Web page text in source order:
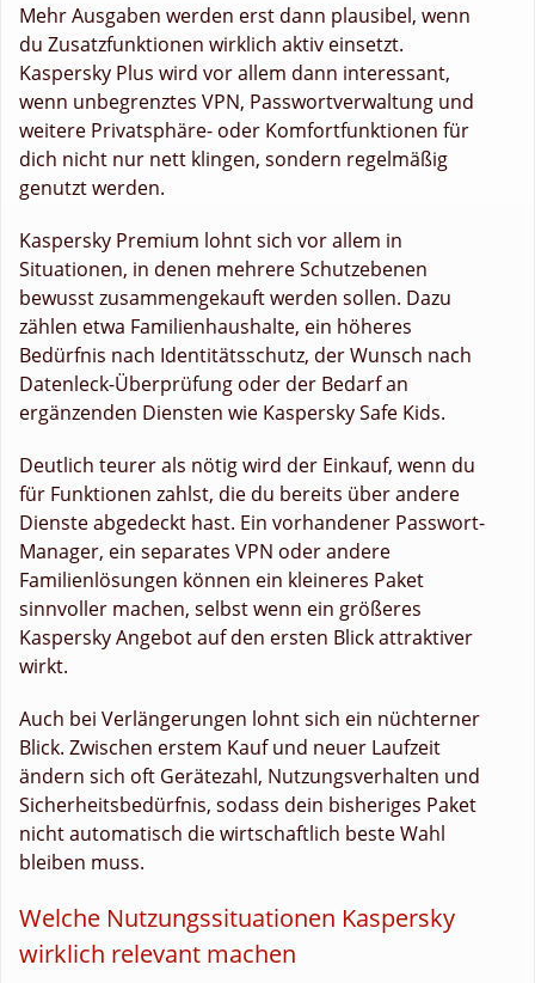
Mehr Ausgaben werden erst dann plausibel, wenn
du Zusatzfunktionen wirklich aktiv einsetzt.
Kaspersky Plus wird vor allem dann interessant,
wenn unbegrenztes VPN, Passwortverwaltung und
weitere Privatsphäre- oder Komfortfunktionen für
dich nicht nur nett klingen, sondern regelmäßig
genutzt werden.
Kaspersky Premium lohnt sich vor allem in
Situationen, in denen mehrere Schutzebenen
bewusst zusammengekauft werden sollen. Dazu
zählen etwa Familienhaushalte, ein höheres
Bedürfnis nach Identitätsschutz, der Wunsch nach
Datenleck-Überprüfung oder der Bedarf an
ergänzenden Diensten wie Kaspersky Safe Kids.
Deutlich teurer als nötig wird der Einkauf, wenn du
für Funktionen zahlst, die du bereits über andere
Dienste abgedeckt hast. Ein vorhandener Passwort-
Manager, ein separates VPN oder andere
Familienlösungen können ein kleineres Paket
sinnvoller machen, selbst wenn ein größeres
Kaspersky Angebot auf den ersten Blick attraktiver
wirkt.
Auch bei Verlängerungen lohnt sich ein nüchterner
Blick. Zwischen erstem Kauf und neuer Laufzeit
ändern sich oft Gerätezahl, Nutzungsverhalten und
Sicherheitsbedürfnis, sodass dein bisheriges Paket
nicht automatisch die wirtschaftlich beste Wahl
bleiben muss.
Welche Nutzungssituationen Kaspersky
wirklich relevant machen